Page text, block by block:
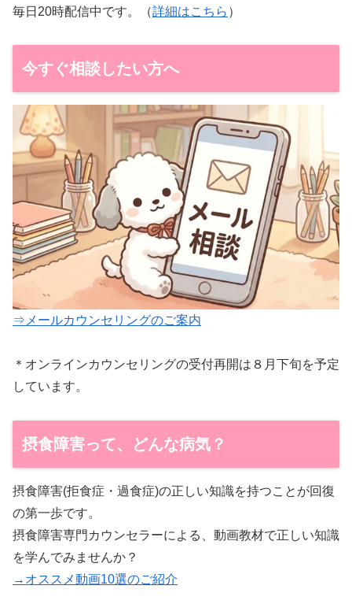
毎日20時配信中です。（詳細はこちら ）
今すぐ相談したい方へ
⇒メールカウンセリングのご案内
＊オンラインカウンセリングの受付再開は８月下旬を予定
しています。
摂食障害って、どんな病気？
摂食障害(拒食症・過食症)の正しい知識を持つことが回復
の第一歩です。
摂食障害専門カウンセラーによる、動画教材で正しい知識
を学んでみませんか？
→オススメ動画10選のご紹介